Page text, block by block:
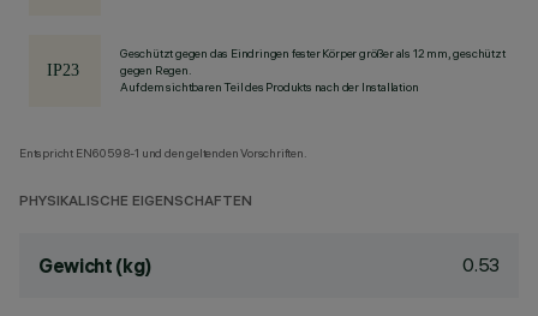
Geschützt gegen das Eindringen fester Körper größer als 12 mm, geschützt
gegen Regen.
Auf dem sichtbaren Teil des Produkts nach der Installation
Entspricht EN60598-1 und den geltenden Vorschriften.
PHYSIKALISCHE EIGENSCHAFTEN
Gewicht (kg) 0.53